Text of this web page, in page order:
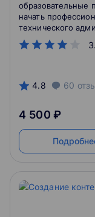
образовательные
начать
технического
сторонних
4.8 60
4 500 ₽